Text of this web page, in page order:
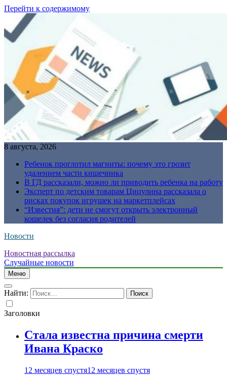
Перейти к содержимому
8 августа, 2026
Ребенок проглотил магниты: почему это грозит
удалением части кишечника
В ГД рассказали, можно ли приводить ребенка на работу
Эксперт по детским товарам Цицулина рассказала о
рисках покупок игрушек на маркетплейсах
“Известия”: дети не смогут открыть электронный
кошелек без согласия родителей
Новости
Новостная рассылка
Случайные новости
Меню
Найти:
Заголовки
Стала известна причина смерти
Ивана Краско
12 месяцев спустя12 месяцев спустя